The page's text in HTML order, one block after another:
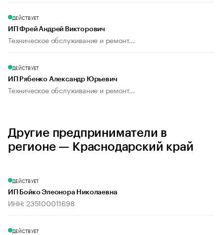
ДЕЙСТВУЕТ
ИП Фрей Андрей Викторович
Техническое обслуживание и ремонт...
ДЕЙСТВУЕТ
ИП Рябенко Александр Юрьевич
Техническое обслуживание и ремонт...
Другие предприниматели в
регионе — Краснодарский край
ДЕЙСТВУЕТ
ИП Бойко Элеонора Николаевна
ИНН: 235100011698
ДЕЙСТВУЕТ